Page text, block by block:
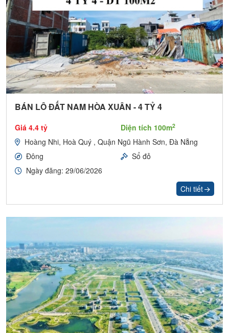
BÁN LÔ ĐẤT NAM HÒA XUÂN - 4 TỶ 4
Giá 4.4 tỷ Diện tích 100m2
Hoàng Nhi, Hoà Quý , Quận Ngũ Hành Sơn, Đà Nẵng
Đông
Sổ đỏ
Ngày đăng: 29/06/2026
Chi tiết